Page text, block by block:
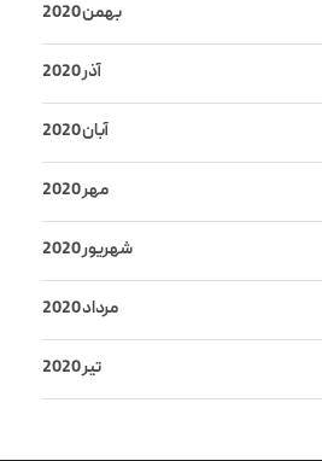
بهمن 2020
آذر 2020
آبان 2020
مهر 2020
شهریور 2020
مرداد 2020
تیر 2020